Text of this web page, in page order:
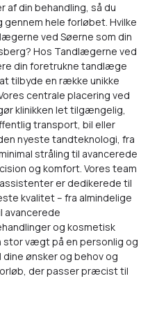
af din behandling, så du
hele forløbet. Hvilke
ved Søerne som din
Hos Tandlægerne ved
din foretrukne tandlæge
tilbyde en række unikke
centrale placering ved
klinikken let tilgængelig,
transport, bil eller
nyeste tandteknologi, fra
stråling til avancerede
og komfort. Vores team
er dedikerede til
kvalitet – fra almindelige
avancerede
og kosmetisk
vægt på en personlig og
ønsker og behov og
der passer præcist til